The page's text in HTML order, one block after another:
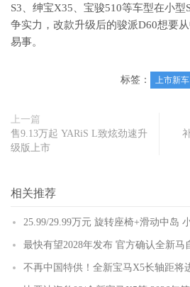
S3、绅宝X35、宝骏510等车型在小
争实力，改款升级后的骏派D60想要
易事。
标签： 上市新车
上一篇
售9.13万起 YARiS L致炫劲速升
级版上市
相关推荐
25.99/29.99万元 旋转座椅+滑动中岛
最快有望2028年发布 官方确认全新马
不再中国特供！全新宝马X5长轴距将